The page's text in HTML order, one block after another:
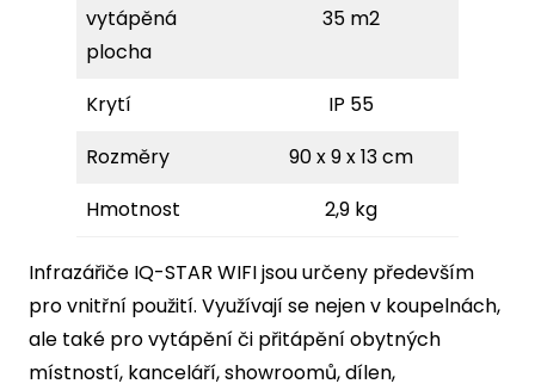
vytápěná
plocha
35 m2
Krytí
IP 55
Rozměry
90 x 9 x 13 cm
Hmotnost
2,9 kg
Infrazářiče IQ-STAR WIFI jsou určeny především
pro vnitřní použití. Využívají se nejen v koupelnách,
ale také pro vytápění či přitápění obytných
místností, kanceláří, showroomů, dílen,